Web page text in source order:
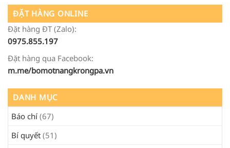
ĐẶT HÀNG ONLINE
Đặt hàng ĐT (Zalo):
0975.855.197
Đặt hàng qua Facebook:
m.me/bomotnangkrongpa.vn
DANH MỤC
Báo chí (67)
Bí quyết (51)